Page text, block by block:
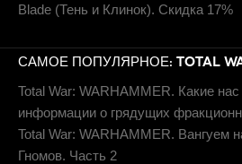
Blade (Тень и Клинок). Скидка 17%
САМОЕ ПОПУЛЯРНОЕ: TOTAL
Total War: WARHAMMER. Какие
информации о грядущих
Total War: WARHAMMER. Вангуем
Гномов. Часть 2